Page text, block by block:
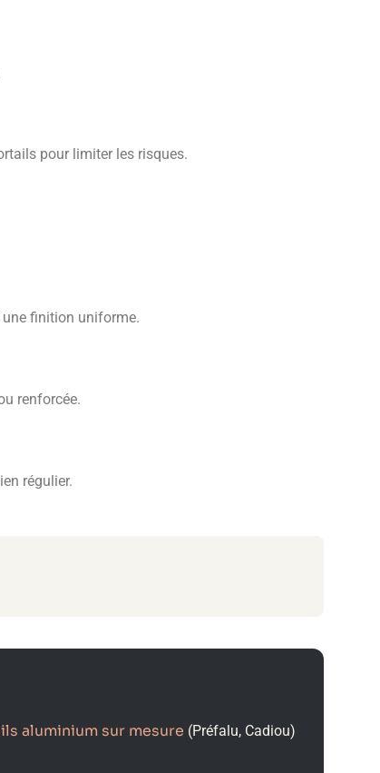
pour limiter les risques.
une finition uniforme.
renforcée.
régulier.
aluminium sur mesure (Préfalu, Cadiou)